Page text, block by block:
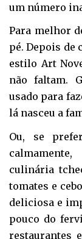
um número
Para melhor
pé. Depois de
estilo Art
não faltam.
usado para
lá nasceu a
Ou, se
culinária
tomates e
deliciosa e
pouco do
restaurantes